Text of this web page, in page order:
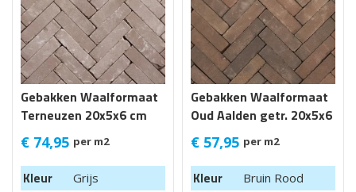
Gebakken Waalformaat
Terneuzen 20x5x6 cm
€ 74,95 per m2
Kleur Grijs
Gebakken Waalformaat
Oud Aalden getr. 20x5x6
cm
€ 57,95 per m2
Kleur Bruin Rood